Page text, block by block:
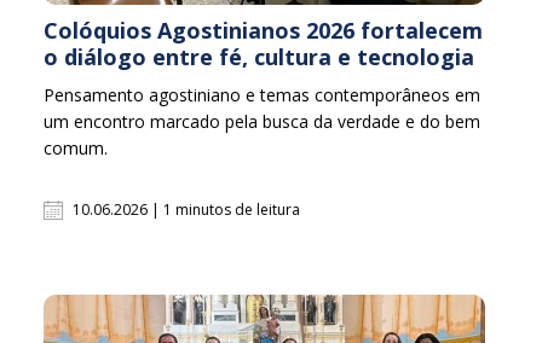
Colóquios Agostinianos 2026 fortalecem
o diálogo entre fé, cultura e tecnologia
Pensamento agostiniano e temas contemporâneos em
um encontro marcado pela busca da verdade e do bem
comum.
10.06.2026 | 1 minutos de leitura